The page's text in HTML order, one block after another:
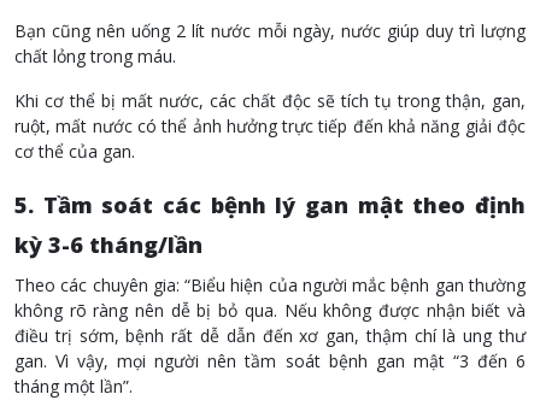
Bạn cũng nên uống 2 lít nước mỗi ngày, nước giúp duy trì lượng
chất lỏng trong máu.
Khi cơ thể bị mất nước, các chất độc sẽ tích tụ trong thận, gan,
ruột, mất nước có thể ảnh hưởng trực tiếp đến khả năng giải độc
cơ thể của gan.
5. Tầm soát các bệnh lý gan mật theo định
kỳ 3-6 tháng/lần
Theo các chuyên gia: “Biểu hiện của người mắc bệnh gan thường
không rõ ràng nên dễ bị bỏ qua. Nếu không được nhận biết và
điều trị sớm, bệnh rất dễ dẫn đến xơ gan, thậm chí là ung thư
gan. Vì vậy, mọi người nên tầm soát bệnh gan mật “3 đến 6
tháng một lần”.